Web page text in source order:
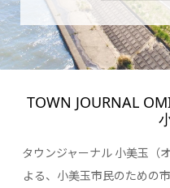
TOWN JOURNAL
タウンジャーナル 小美玉（
よる、小美玉市民のための